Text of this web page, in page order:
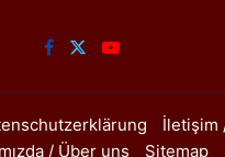
İletişim
/ Über uns
Sitemap